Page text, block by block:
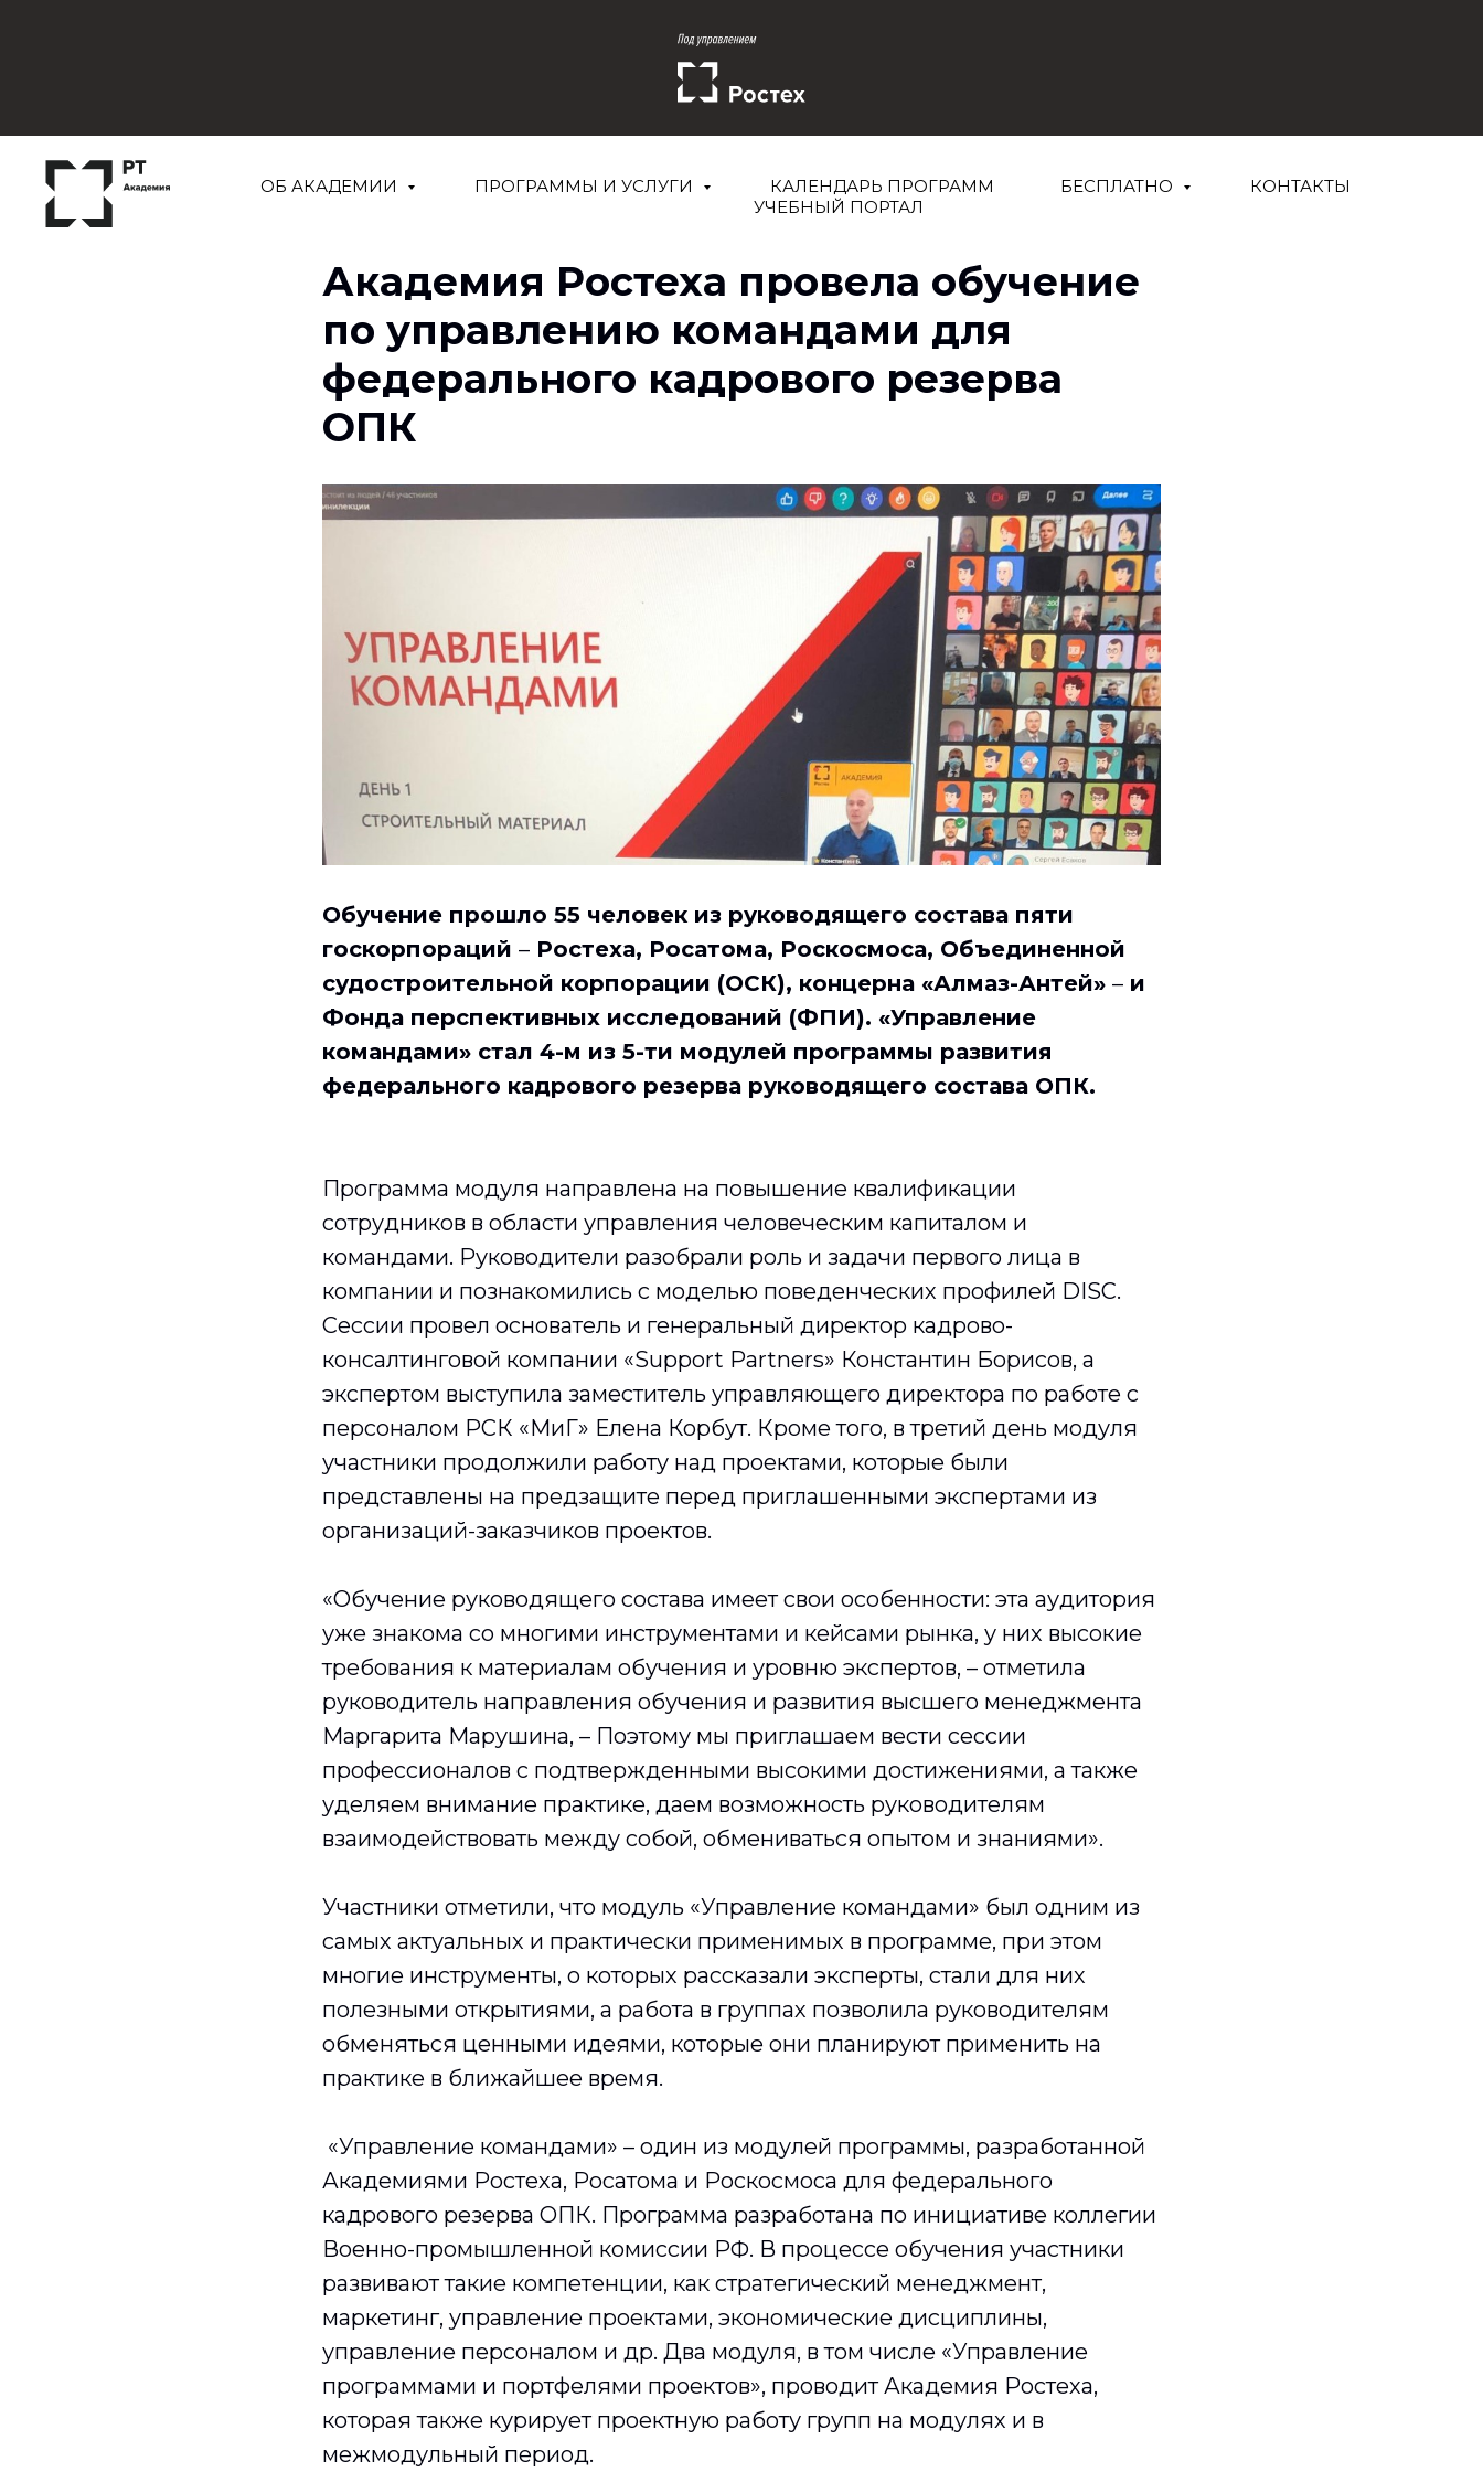
ОБ АКАДЕМИИ ПРОГРАММЫ И УСЛУГИ КАЛЕНДАРЬ ПРОГРАММ БЕСПЛАТНО
КОНТАКТЫ
УЧЕБНЫЙ ПОРТАЛ
Академия Ростеха провела обучение
по управлению командами для
федерального кадрового резерва
ОПК
Обучение прошло 55 человек из руководящего состава пяти
госкорпораций – Ростеха, Росатома, Роскосмоса, Объединенной
судостроительной корпорации (ОСК), концерна «Алмаз-Антей» – и
Фонда перспективных исследований (ФПИ). «Управление
командами» стал 4-м из 5-ти модулей программы развития
федерального кадрового резерва руководящего состава ОПК.
Программа модуля направлена на повышение квалификации
сотрудников в области управления человеческим капиталом и
командами. Руководители разобрали роль и задачи первого лица в
компании и познакомились с моделью поведенческих профилей DISC.
Сессии провел основатель и генеральный директор кадрово-
консалтинговой компании «Support Partners» Константин Борисов, а
экспертом выступила заместитель управляющего директора по работе с
персоналом РСК «МиГ» Елена Корбут. Кроме того, в третий день модуля
участники продолжили работу над проектами, которые были
представлены на предзащите перед приглашенными экспертами из
организаций-заказчиков проектов.
«Обучение руководящего состава имеет свои особенности: эта аудитория
уже знакома со многими инструментами и кейсами рынка, у них высокие
требования к материалам обучения и уровню экспертов, – отметила
руководитель направления обучения и развития высшего менеджмента
Маргарита Марушина, – Поэтому мы приглашаем вести сессии
профессионалов с подтвержденными высокими достижениями, а также
уделяем внимание практике, даем возможность руководителям
взаимодействовать между собой, обмениваться опытом и знаниями».
Участники отметили, что модуль «Управление командами» был одним из
самых актуальных и практически применимых в программе, при этом
многие инструменты, о которых рассказали эксперты, стали для них
полезными открытиями, а работа в группах позволила руководителям
обменяться ценными идеями, которые они планируют применить на
практике в ближайшее время.
«Управление командами» – один из модулей программы, разработанной
Академиями Ростеха, Росатома и Роскосмоса для федерального
кадрового резерва ОПК. Программа разработана по инициативе коллегии
Военно-промышленной комиссии РФ. В процессе обучения участники
развивают такие компетенции, как стратегический менеджмент,
маркетинг, управление проектами, экономические дисциплины,
управление персоналом и др. Два модуля, в том числе «Управление
программами и портфелями проектов», проводит Академия Ростеха,
которая также курирует проектную работу групп на модулях и в
межмодульный период.